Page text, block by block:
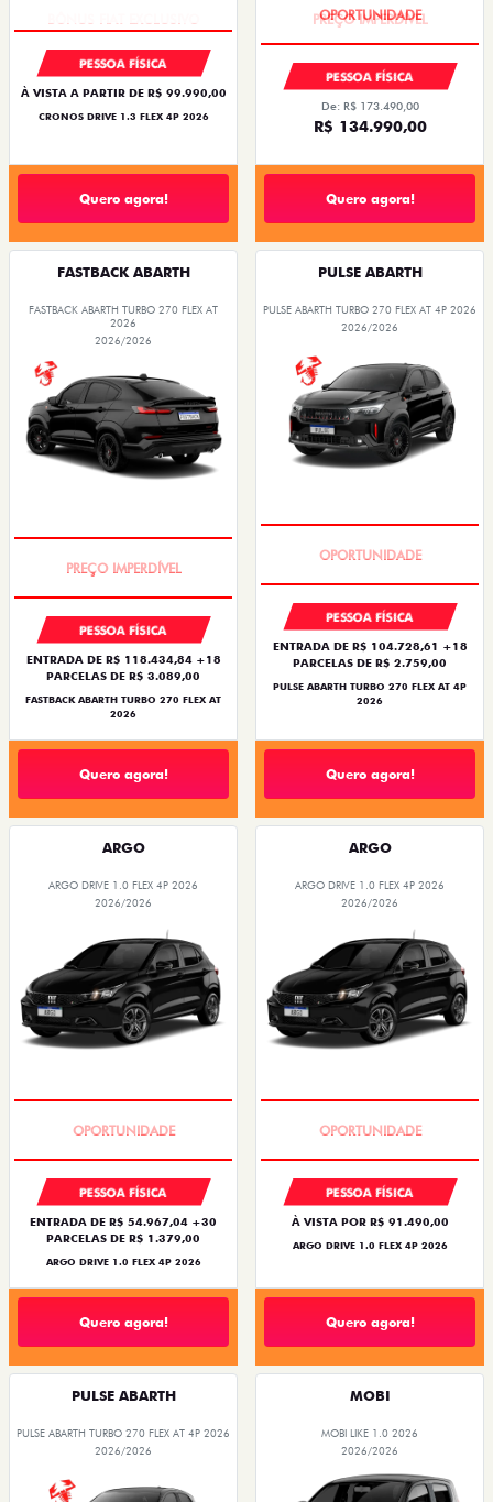
PESSOA FÍSICA
À VISTA A PARTIR DE R$ 99.990,00
CRONOS DRIVE 1.3 FLEX 4P 2026
Quero agora!
PESSOA FÍSICA
De: R$ 173.490,00
R$ 134.990,00
Quero agora!
FASTBACK ABARTH
FASTBACK ABARTH TURBO 270 FLEX AT
2026
2026/2026
PESSOA FÍSICA
ENTRADA DE R$ 118.434,84 +18
PARCELAS DE R$ 3.089,00
FASTBACK ABARTH TURBO 270 FLEX AT
2026
Quero agora!
PULSE ABARTH
PULSE ABARTH TURBO 270 FLEX AT 4P 2026
2026/2026
PESSOA FÍSICA
ENTRADA DE R$ 104.728,61 +18
PARCELAS DE R$ 2.759,00
PULSE ABARTH TURBO 270 FLEX AT 4P
2026
Quero agora!
ARGO
ARGO DRIVE 1.0 FLEX 4P 2026
2026/2026
PESSOA FÍSICA
ENTRADA DE R$ 54.967,04 +30
PARCELAS DE R$ 1.379,00
ARGO DRIVE 1.0 FLEX 4P 2026
Quero agora!
ARGO
ARGO DRIVE 1.0 FLEX 4P 2026
2026/2026
PESSOA FÍSICA
À VISTA POR R$ 91.490,00
ARGO DRIVE 1.0 FLEX 4P 2026
Quero agora!
PULSE ABARTH
PULSE ABARTH TURBO 270 FLEX AT 4P 2026
2026/2026
MOBI
MOBI LIKE 1.0 2026
2026/2026